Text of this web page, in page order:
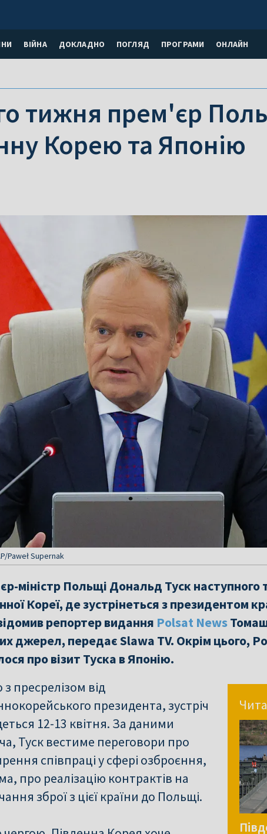
ВІЙНА ДОКЛАДНО ПОГЛЯД ПРОГРАМИ ОНЛАЙН
тижня прем'єр
Корею та Японію
Paweł Supernak
міністр Польщі Дональд Туск
Кореї, де зустрінеться з президентом
репортер видання Polsat News
джерел, передає Slawa TV. Окрім цього,
про візит Туска в Японію.
з пресрелізом від
президента, зустріч
12-13 квітня. За даними
Туск вестиме переговори про
співпраці у сфері озброєння,
про реалізацію контрактів на
зброї з цієї країни до Польщі.